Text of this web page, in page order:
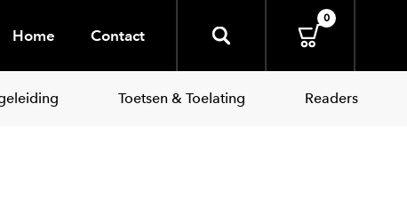
Home Contact
0
Toetsen & Toelating Readers